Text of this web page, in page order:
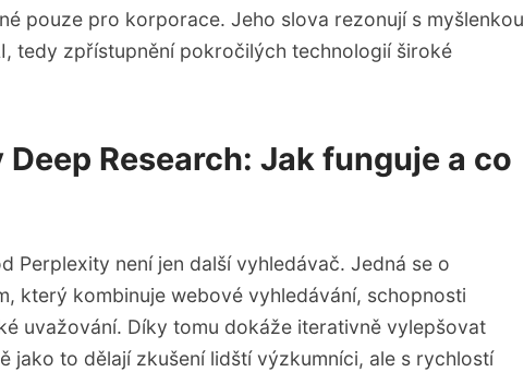
pouze pro korporace. Jeho slova rezonují s myšlenkou
tedy zpřístupnění pokročilých technologií široké
Research: Jak funguje a co
Perplexity není jen další vyhledávač. Jedná se o
který kombinuje webové vyhledávání, schopnosti
uvažování. Díky tomu dokáže iterativně vylepšovat
jako to dělají zkušení lidští výzkumníci, ale s rychlostí